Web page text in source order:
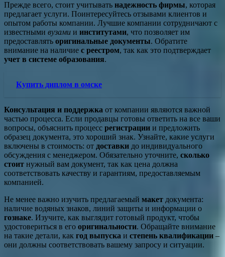
Прежде всего, стоит учитывать надежность фирмы, которая
предлагает услуги. Поинтересуйтесь отзывами клиентов и
опытом работы компании. Лучшие компании сотрудничают с
известными вузами и институтами, что позволяет им
предоставлять оригинальные документы. Обратите
внимание на наличие с реестром, так как это подтверждает
учет в системе образования.
Купить диплом в омске
Консультация и поддержка от компании являются важной
частью процесса. Если продавцы готовы ответить на все ваши
вопросы, объяснить процесс регистрации и предложить
образец документа, это хороший знак. Узнайте, какие услуги
включены в стоимость: от доставки до индивидуального
обсуждения с менеджером. Обязательно уточните, сколько
стоит нужный вам документ, так как цена должна
соответствовать качеству и гарантиям, предоставляемым
компанией.
Не менее важно изучить предлагаемый макет документа:
наличие водяных знаков, линий защиты и информации о
гознаке. Изучите, как выглядит готовый продукт, чтобы
удостовериться в его оригинальности. Обращайте внимание
на такие детали, как год выпуска и степень квалификации –
они должны соответствовать вашему запросу и ситуации.